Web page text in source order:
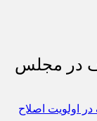
در مجلس